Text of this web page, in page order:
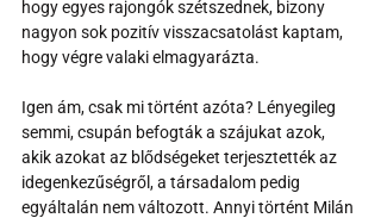
hogy egyes rajongók szétszednek, bizony
nagyon sok pozitív visszacsatolást kaptam,
hogy végre valaki elmagyarázta.
Igen ám, csak mi történt azóta? Lényegileg
semmi, csupán befogták a szájukat azok,
akik azokat az blődségeket terjesztették az
idegenkezűségről, a társadalom pedig
egyáltalán nem változott. Annyi történt Milán